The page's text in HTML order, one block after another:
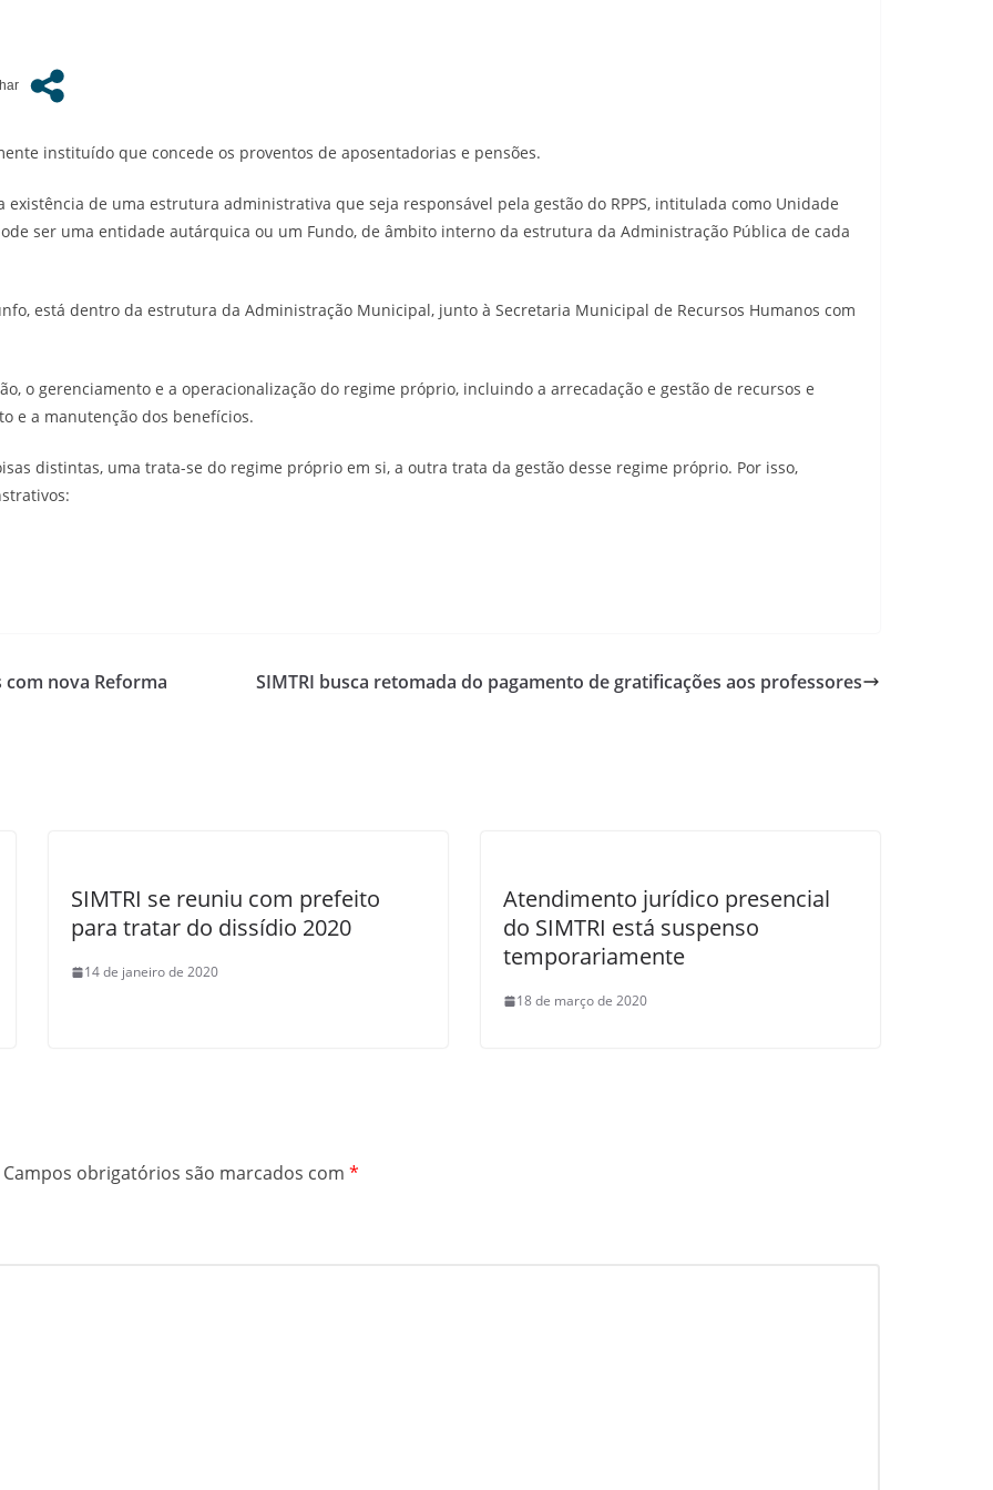
instituído que concede os proventos de aposentadorias e pensões.
existência de uma estrutura administrativa que seja responsável pela gestão do RPPS, intitulada como Unidade
ser uma entidade autárquica ou um Fundo, de âmbito interno da estrutura da Administração Pública de cada
está dentro da estrutura da Administração Municipal, junto à Secretaria Municipal de Recursos Humanos com
o gerenciamento e a operacionalização do regime próprio, incluindo a arrecadação e gestão de recursos e
e a manutenção dos benefícios.
distintas, uma trata-se do regime próprio em si, a outra trata da gestão desse regime próprio. Por isso,
nova Reforma SIMTRI busca retomada do pagamento de gratificações aos professores
SIMTRI se reuniu com prefeito
para tratar do dissídio 2020
14 de janeiro de 2020
Atendimento jurídico presencial
do SIMTRI está suspenso
temporariamente
18 de março de 2020
Campos obrigatórios são marcados com *